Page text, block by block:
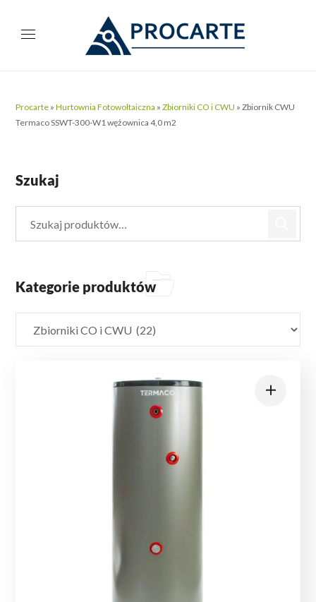
Procarte »Hurtownia Fotowoltaiczna »Zbiorniki CO i CWU »Zbiornik CWU
Termaco SSWT-300-W1 wężownica 4,0 m2
Szukaj
Kategorie produktów